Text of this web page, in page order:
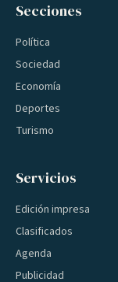
Secciones
Política
Sociedad
Economía
Deportes
Turismo
Servicios
Edición impresa
Clasificados
Agenda
Publicidad